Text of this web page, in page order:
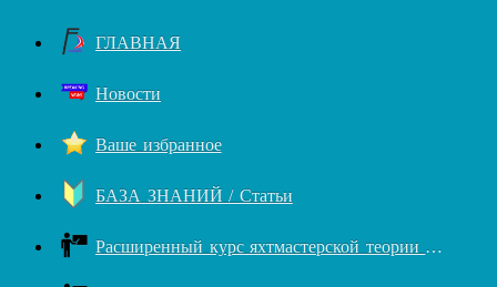
ГЛАВНАЯ
Новости
Ваше избранное
БАЗА ЗНАНИЙ / Статьи
Расширенный курс яхтмастерской теории RYA++